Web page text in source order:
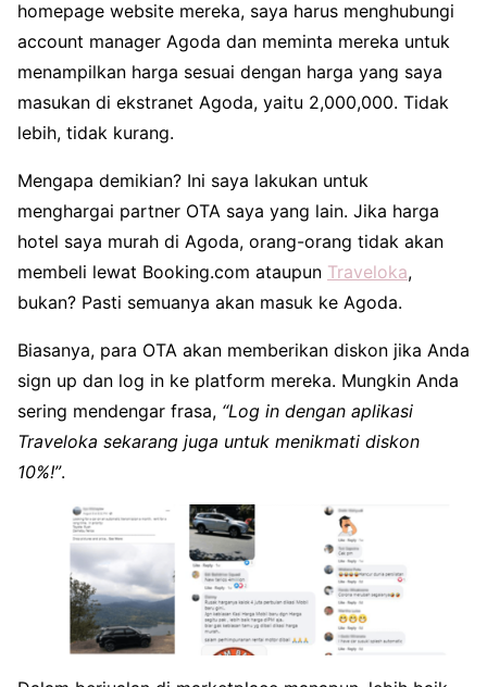
homepage website mereka, saya harus menghubungi
account manager Agoda dan meminta mereka untuk
menampilkan harga sesuai dengan harga yang saya
masukan di ekstranet Agoda, yaitu 2,000,000. Tidak
lebih, tidak kurang.
Mengapa demikian? Ini saya lakukan untuk
menghargai partner OTA saya yang lain. Jika harga
hotel saya murah di Agoda, orang-orang tidak akan
membeli lewat Booking.com ataupun Traveloka,
bukan? Pasti semuanya akan masuk ke Agoda.
Biasanya, para OTA akan memberikan diskon jika Anda
sign up dan log in ke platform mereka. Mungkin Anda
sering mendengar frasa, “Log in dengan aplikasi
Traveloka sekarang juga untuk menikmati diskon
10%!”.